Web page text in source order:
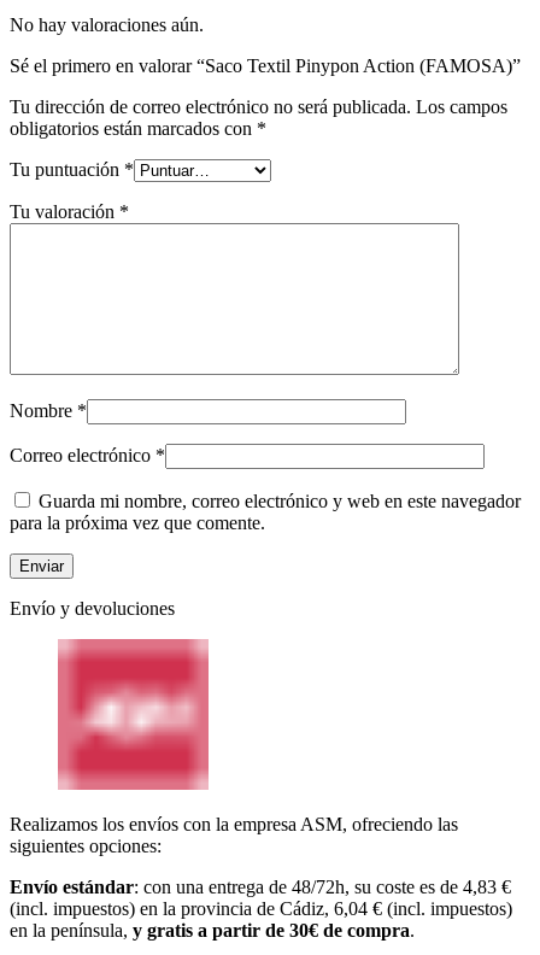
No hay valoraciones aún.
Sé el primero en valorar “Saco Textil Pinypon Action (FAMOSA)”
Tu dirección de correo electrónico no será publicada. Los campos
obligatorios están marcados con *
Tu puntuación *
Tu valoración *
Nombre *
Correo electrónico *
Guarda mi nombre, correo electrónico y web en este navegador
para la próxima vez que comente.
Envío y devoluciones
Realizamos los envíos con la empresa ASM, ofreciendo las
siguientes opciones:
Envío estándar: con una entrega de 48/72h, su coste es de 4,83 €
(incl. impuestos) en la provincia de Cádiz, 6,04 € (incl. impuestos)
en la península, y gratis a partir de 30€ de compra.